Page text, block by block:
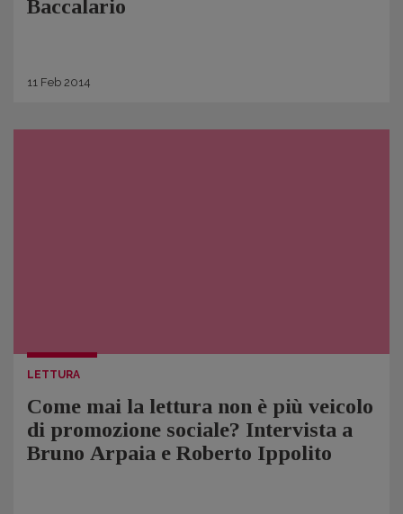
Baccalario
11 Feb 2014
LETTURA
Come mai la lettura non è più veicolo
di promozione sociale? Intervista a
Bruno Arpaia e Roberto Ippolito